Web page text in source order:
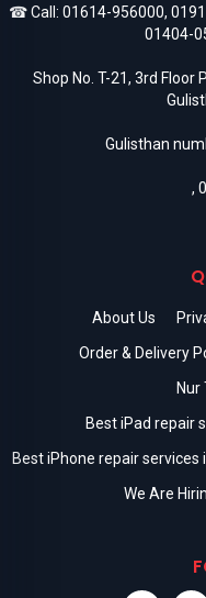
☎ Call: 01614-956000,
01404-
Shop No. T-21, 3rd Floor
Gulisthan
,
About Us
Order & Delivery
Nur
Best iPad repair
Best iPhone repair services
We Are